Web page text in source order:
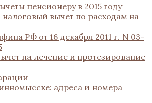
пенсионеру в 2015 году
вычет по расходам на
РФ от 16 декабря 2011 г. N 03-
на лечение и протезирование
адреса и номера